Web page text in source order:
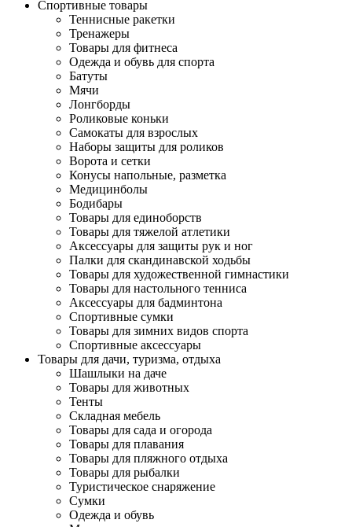
Спортивные товары
Теннисные ракетки
Тренажеры
Товары для фитнеса
Одежда и обувь для спорта
Батуты
Мячи
Лонгборды
Роликовые коньки
Самокаты для взрослых
Наборы защиты для роликов
Ворота и сетки
Конусы напольные, разметка
Медицинболы
Бодибары
Товары для единоборств
Товары для тяжелой атлетики
Аксессуары для защиты рук и ног
Палки для скандинавской ходьбы
Товары для художественной гимнастики
Товары для настольного тенниса
Аксессуары для бадминтона
Спортивные сумки
Товары для зимних видов спорта
Спортивные аксессуары
Товары для дачи, туризма, отдыха
Шашлыки на даче
Товары для животных
Тенты
Складная мебель
Товары для сада и огорода
Товары для плавания
Товары для пляжного отдыха
Товары для рыбалки
Туристическое снаряжение
Сумки
Одежда и обувь